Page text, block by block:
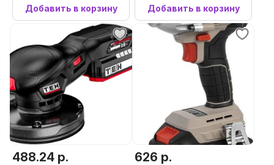
Добавить в корзину Добавить в корзину
488.24 р. 626 р.